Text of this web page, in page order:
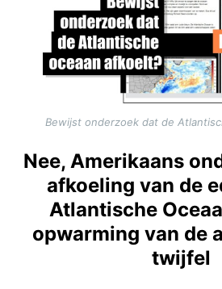
Bewijst onderzoek dat de
Nee, Amerikaans
afkoeling van de
Atlantische
opwarming van de
twijfel